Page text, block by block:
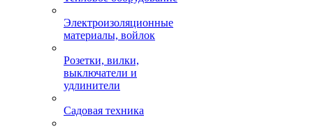
Электроизоляционные
материалы, войлок
Розетки, вилки,
выключатели и
удлинители
Садовая техника